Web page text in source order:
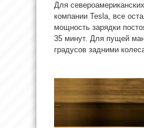
Для
компании Tesla, все
мощность зарядки
35 минут. Для пущей
градусов задними